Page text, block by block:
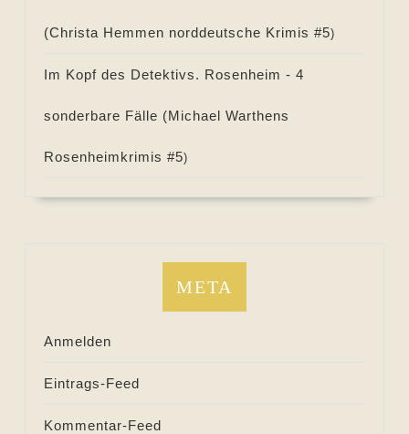
(Christa Hemmen norddeutsche Krimis #5)
Im Kopf des Detektivs. Rosenheim - 4
sonderbare Fälle (Michael Warthens
Rosenheimkrimis #5)
META
Anmelden
Eintrags-Feed
Kommentar-Feed